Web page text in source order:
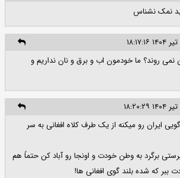
نمک نشناس
نمی روند؟ ما خودمون اب و برق و نان نداریم و
ایران رو میکنه از یک طرف کلاه افغانی به سر
برگرد به وطن خودت و اونجا رو آباد کن حتماً هم
ببر که شده بلند گوی افغانی ها!